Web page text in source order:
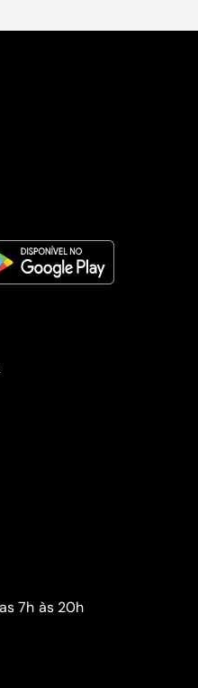
7h às 20h